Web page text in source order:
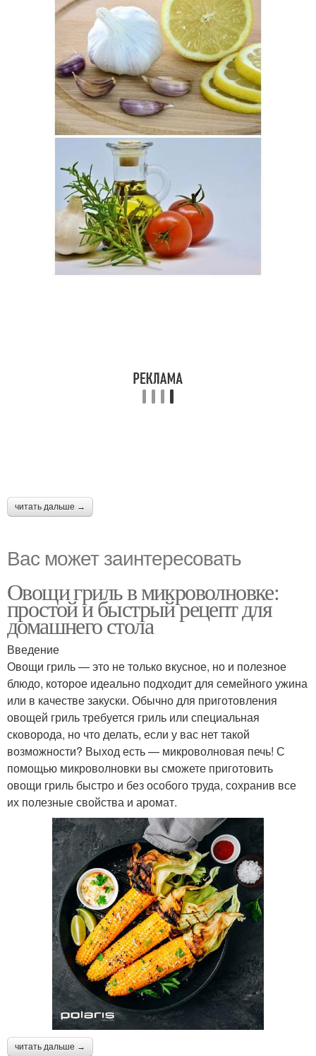
читать дальше →
Вас может заинтересовать
Овощи гриль в микроволновке:
простой и быстрый рецепт для
домашнего стола
Введение
Овощи гриль — это не только вкусное, но и полезное
блюдо, которое идеально подходит для семейного ужина
или в качестве закуски. Обычно для приготовления
овощей гриль требуется гриль или специальная
сковорода, но что делать, если у вас нет такой
возможности? Выход есть — микроволновая печь! С
помощью микроволновки вы сможете приготовить
овощи гриль быстро и без особого труда, сохранив все
их полезные свойства и аромат.
читать дальше →